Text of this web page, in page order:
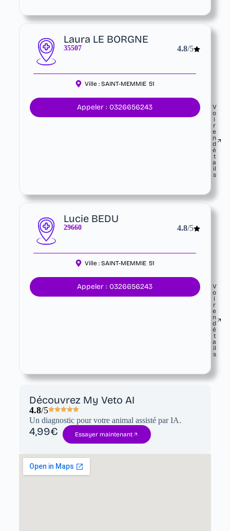
Laura LE BORGNE
35507 4.8/5
Ville :SAINT-MEMMIE 51
Appeler : 0326656243
V
o
i
r
e
n
d
é
t
a
il
s
Lucie BEDU
29660 4.8/5
Ville :SAINT-MEMMIE 51
Appeler : 0326656243
V
o
i
r
e
n
d
é
t
a
il
s
Découvrez My Veto AI
4.8/5
Un diagnostic pour votre animal assisté par IA.
4,99€ Essayer maintenant